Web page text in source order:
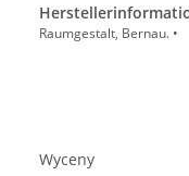
Raumgestalt, Bernau.
Wyceny